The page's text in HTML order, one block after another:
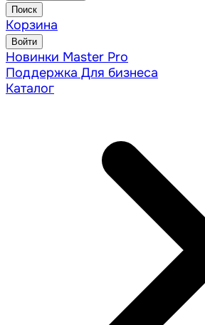
Поиск
Корзина
Войти
Новинки Master Pro
Поддержка Для бизнеса
Каталог